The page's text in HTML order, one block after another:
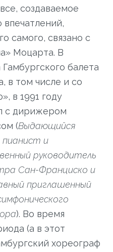
создаваемое
впечатлений,
самого, связано с
Моцарта. В
балета
в том числе и со
в 1991 году
с дирижером
(Выдающийся
пианист и
руководитель
Сан-Франциско и
приглашенный
). Во время
(а в этот
хореограф